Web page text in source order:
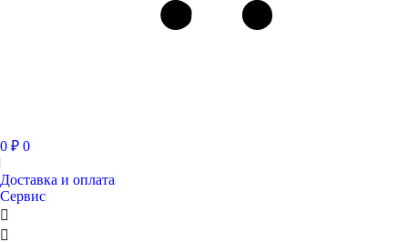
0 ₽ 0
Доставка и оплата
Сервис